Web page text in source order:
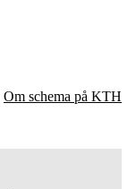
Om schema på KTH